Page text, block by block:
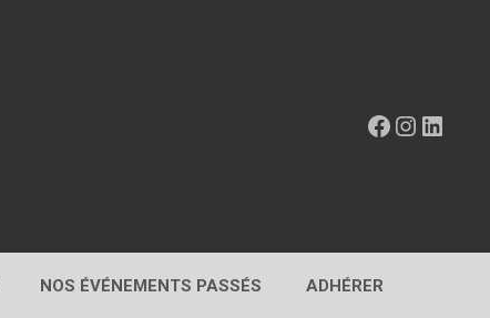
Facebook
NOS ÉVÉNEMENTS PASSÉS ADHÉRER